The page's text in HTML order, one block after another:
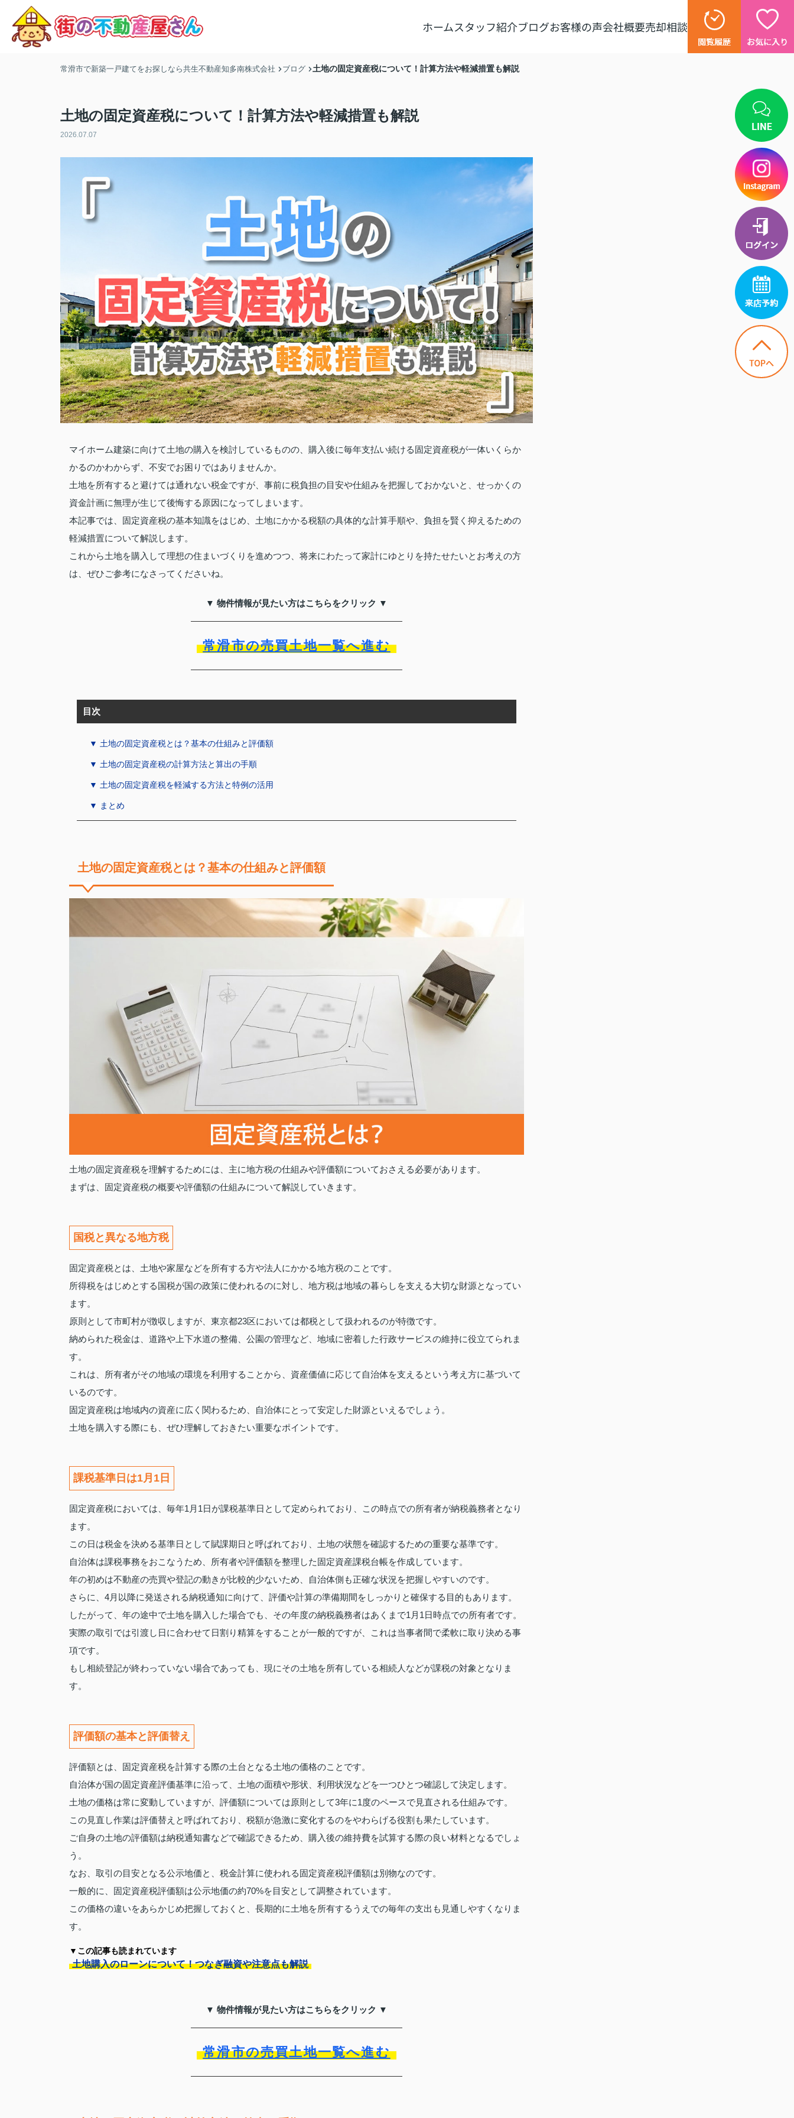
ホームスタッフ紹介ブログお客様の声会社概要売却相談
常滑市で新築一戸建てをお探しなら共生不動産知多南株式会社 ブログ 土地の固定資産税について！計算方法や軽減措置も解説
土地の固定資産税について！計算方法や軽減措置も解説
2026.07.07
マイホーム建築に向けて土地の購入を検討しているものの、購入後に毎年支払い続ける固定資産税が一体いくらか
かるのかわからず、不安でお困りではありませんか。
土地を所有すると避けては通れない税金ですが、事前に税負担の目安や仕組みを把握しておかないと、せっかくの
資金計画に無理が生じて後悔する原因になってしまいます。
本記事では、固定資産税の基本知識をはじめ、土地にかかる税額の具体的な計算手順や、負担を賢く抑えるための
軽減措置について解説します。
これから土地を購入して理想の住まいづくりを進めつつ、将来にわたって家計にゆとりを持たせたいとお考えの方
は、ぜひご参考になさってくださいね。
▼ 物件情報が見たい方はこちらをクリック ▼
常滑市の売買土地一覧へ進む
目次
▼ 土地の固定資産税とは？基本の仕組みと評価額
▼ 土地の固定資産税の計算方法と算出の手順
▼ 土地の固定資産税を軽減する方法と特例の活用
▼ まとめ
土地の固定資産税とは？基本の仕組みと評価額
土地の固定資産税を理解するためには、主に地方税の仕組みや評価額についておさえる必要があります。
まずは、固定資産税の概要や評価額の仕組みについて解説していきます。
国税と異なる地方税
固定資産税とは、土地や家屋などを所有する方や法人にかかる地方税のことです。
所得税をはじめとする国税が国の政策に使われるのに対し、地方税は地域の暮らしを支える大切な財源となってい
ます。
原則として市町村が徴収しますが、東京都23区においては都税として扱われるのが特徴です。
納められた税金は、道路や上下水道の整備、公園の管理など、地域に密着した行政サービスの維持に役立てられま
す。
これは、所有者がその地域の環境を利用することから、資産価値に応じて自治体を支えるという考え方に基づいて
いるのです。
固定資産税は地域内の資産に広く関わるため、自治体にとって安定した財源といえるでしょう。
土地を購入する際にも、ぜひ理解しておきたい重要なポイントです。
課税基準日は1月1日
固定資産税においては、毎年1月1日が課税基準日として定められており、この時点での所有者が納税義務者となり
ます。
この日は税金を決める基準日として賦課期日と呼ばれており、土地の状態を確認するための重要な基準です。
自治体は課税事務をおこなうため、所有者や評価額を整理した固定資産課税台帳を作成しています。
年の初めは不動産の売買や登記の動きが比較的少ないため、自治体側も正確な状況を把握しやすいのです。
さらに、4月以降に発送される納税通知に向けて、評価や計算の準備期間をしっかりと確保する目的もあります。
したがって、年の途中で土地を購入した場合でも、その年度の納税義務者はあくまで1月1日時点での所有者です。
実際の取引では引渡し日に合わせて日割り精算をすることが一般的ですが、これは当事者間で柔軟に取り決める事
項です。
もし相続登記が終わっていない場合であっても、現にその土地を所有している相続人などが課税の対象となりま
す。
評価額の基本と評価替え
評価額とは、固定資産税を計算する際の土台となる土地の価格のことです。
自治体が国の固定資産評価基準に沿って、土地の面積や形状、利用状況などを一つひとつ確認して決定します。
土地の価格は常に変動していますが、評価額については原則として3年に1度のペースで見直される仕組みです。
この見直し作業は評価替えと呼ばれており、税額が急激に変化するのをやわらげる役割も果たしています。
ご自身の土地の評価額は納税通知書などで確認できるため、購入後の維持費を試算する際の良い材料となるでしょ
う。
なお、取引の目安となる公示地価と、税金計算に使われる固定資産税評価額は別物なのです。
一般的に、固定資産税評価額は公示地価の約70%を目安として調整されています。
この価格の違いをあらかじめ把握しておくと、長期的に土地を所有するうえでの毎年の支出も見通しやすくなりま
す。
▼この記事も読まれています
土地購入のローンについて！つなぎ融資や注意点も解説
▼ 物件情報が見たい方はこちらをクリック ▼
常滑市の売買土地一覧へ進む